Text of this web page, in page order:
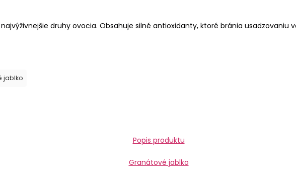
druhy ovocia. Obsahuje silné antioxidanty, ktoré bránia usadzovaniu
jablko
Popis produktu
Granátové jablko